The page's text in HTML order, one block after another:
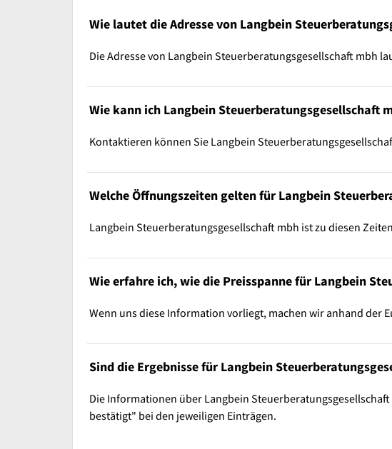
Wie lautet die Adresse von Langbein
Die Adresse von Langbein Steuerberatungsgesellschaft mbh
Wie kann ich Langbein Steuerberatungsgesellschaft
Kontaktieren können Sie Langbein
Welche Öffnungszeiten gelten für Langbein
Langbein Steuerberatungsgesellschaft mbh ist zu diesen
Wie erfahre ich, wie die Preisspanne für Langbein
Wenn uns diese Information vorliegt, machen wir anhand der
Sind die Ergebnisse für Langbein
Die Informationen über Langbein
bestätigt" bei den jeweiligen Einträgen.